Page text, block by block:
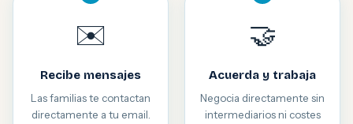
✉️
Recibe mensajes
Las familias te contactan
directamente a tu email.
🤝
Acuerda y trabaja
Negocia directamente sin
intermediarios ni costes